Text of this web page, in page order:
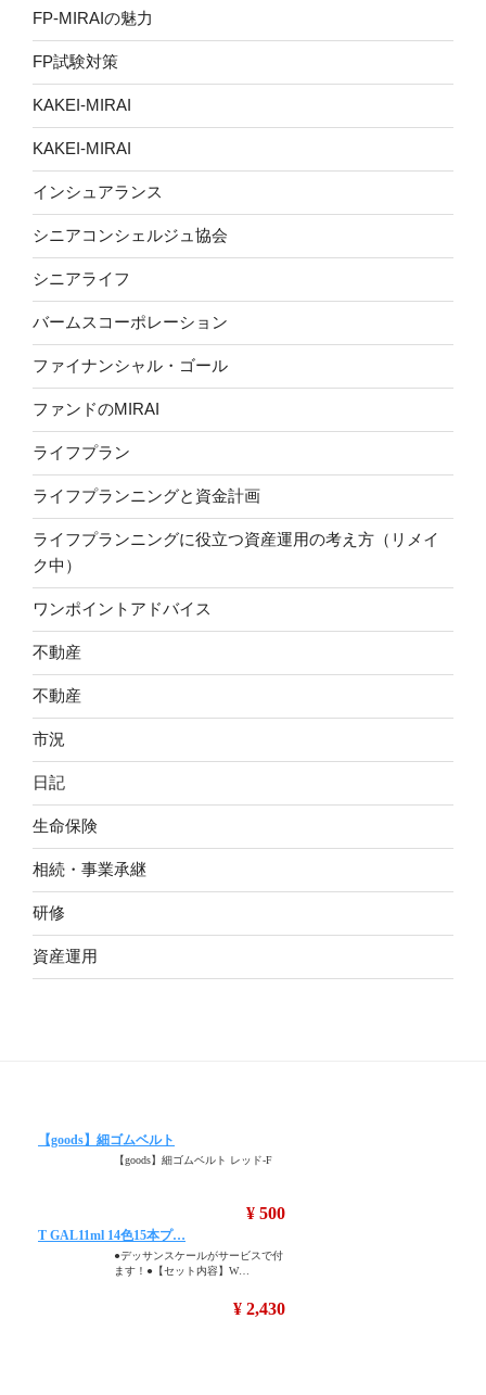
FP-MIRAIの魅力
FP試験対策
KAKEI-MIRAI
KAKEI-MIRAI
インシュアランス
シニアコンシェルジュ協会
シニアライフ
バームスコーポレーション
ファイナンシャル・ゴール
ファンドのMIRAI
ライフプラン
ライフプランニングと資金計画
ライフプランニングに役立つ資産運用の考え方（リメイ
ク中）
ワンポイントアドバイス
不動産
不動産
市況
日記
生命保険
相続・事業承継
研修
資産運用